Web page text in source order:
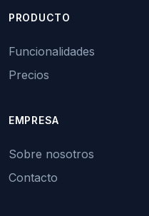
PRODUCTO
Funcionalidades
Precios
EMPRESA
Sobre nosotros
Contacto